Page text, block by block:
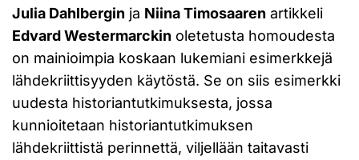
Julia Dahlbergin ja Niina Timosaaren artikkeli
Edvard Westermarckin oletetusta homoudesta
on mainioimpia koskaan lukemiani esimerkkejä
lähdekriittisyyden käytöstä. Se on siis esimerkki
uudesta historiantutkimuksesta, jossa
kunnioitetaan historiantutkimuksen
lähdekriittistä perinnettä, viljellään taitavasti